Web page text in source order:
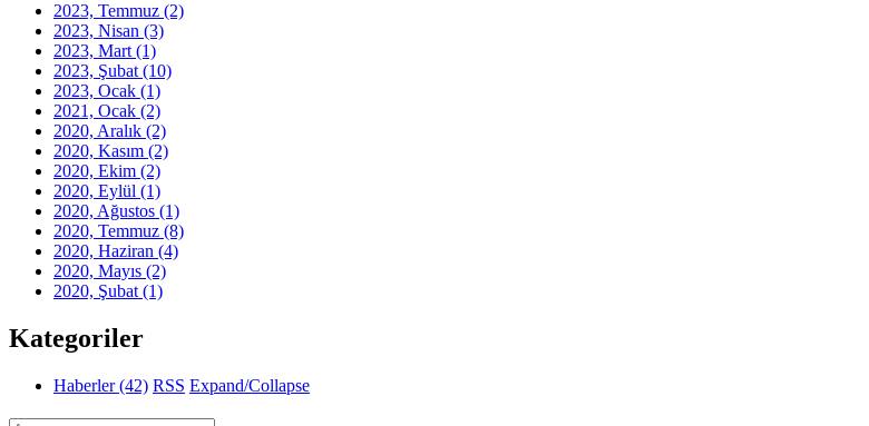
2023, Temmuz (2)
2023, Nisan (3)
2023, Mart(1)
2023, Şubat(10)
2023, Ocak (1)
2021, Ocak (2)
2020, Aralık (2)
2020, Kasım (2)
2020, Ekim (2)
2020, Eylül (1)
2020, Ağustos (1)
2020, Temmuz (8)
2020, Haziran (4)
2020, Mayıs (2)
2020, Şubat(1)
Kategoriler
Haberler(42) RSS Expand/Collapse